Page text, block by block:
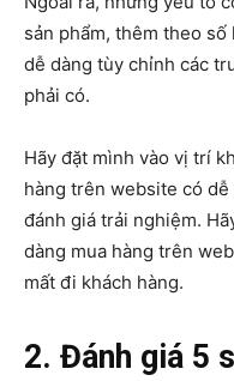
sản phẩm, thêm theo
dễ dàng tùy chỉnh các
phải có.
Hãy đặt mình vào vị trí
hàng trên website có
đánh giá trải nghiệm.
dàng mua hàng trên
mất đi khách hàng.
2. Đánh giá 5